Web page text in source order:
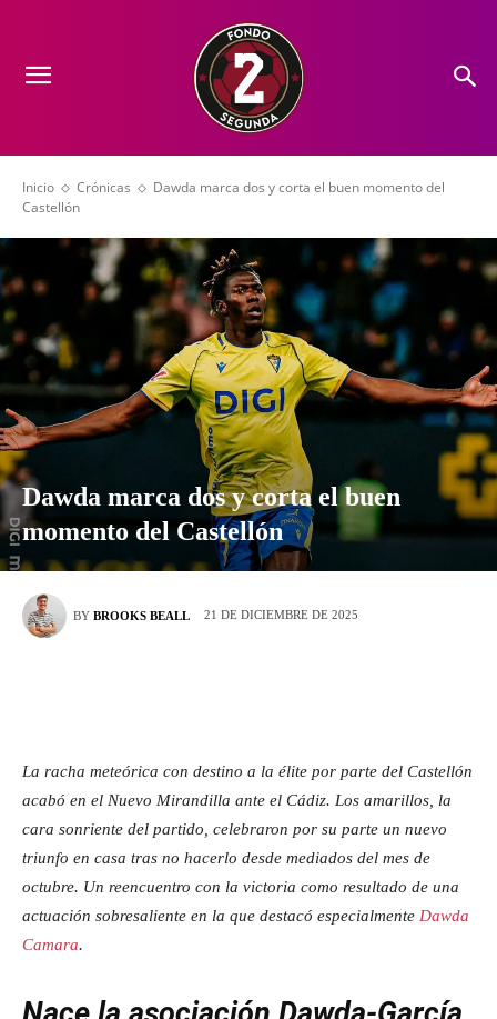
Inicio Crónicas
Dawda marca dos y corta el buen momento del
Castellón
Dawda marca dos y corta el buen
momento del Castellón
BY BROOKS BEALL 21 DE DICIEMBRE DE 2025
La racha meteórica con destino a la élite por parte del Castellón
acabó en el Nuevo Mirandilla ante el Cádiz. Los amarillos, la
cara sonriente del partido, celebraron por su parte un nuevo
triunfo en casa tras no hacerlo desde mediados del mes de
octubre. Un reencuentro con la victoria como resultado de una
actuación sobresaliente en la que destacó especialmente Dawda
Camara.